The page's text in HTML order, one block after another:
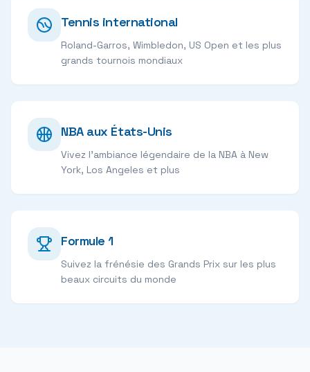
Tennis international
Roland-Garros, Wimbledon, US Open et les plus
grands tournois mondiaux
NBA aux États-Unis
Vivez l'ambiance légendaire de la NBA à New
York, Los Angeles et plus
Formule 1
Suivez la frénésie des Grands Prix sur les plus
beaux circuits du monde